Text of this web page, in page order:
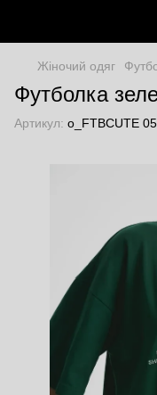
Жіночий одяг
Футболка
Артикул: o_FTBCUTE 05